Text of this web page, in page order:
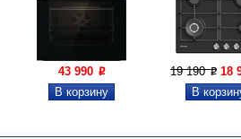
43 990 P 19 190P 18